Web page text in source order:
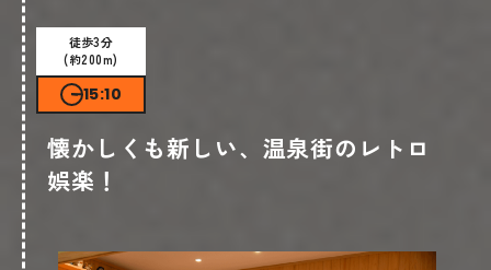
ショップ情報
懐かしくも新しい、温泉街のレトロ
娯楽！
徒歩3分
(約200m)
15:10